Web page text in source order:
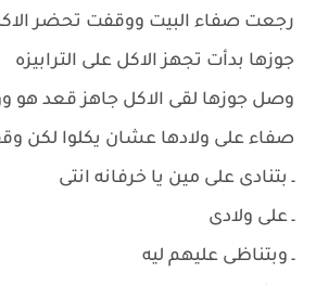
رجعت صفاء البيت ووقفت تحضر
جوزها بدأت تجهز الاكل على الترابيزه
وصل جوزها لقى الاكل جاهز قعد هو
صفاء على ولادها عشان يكلوا لكن
ـ بتنادى على مين يا خرفانه انتى
ـ على ولادى
ـ وبتناظى عليهم ليه